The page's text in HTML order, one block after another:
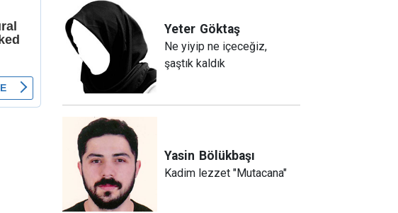
Yeter Göktaş
Ne yiyip ne içeceğiz,
şaştık kaldık
Yasin Bölükbaşı
Kadim lezzet "Mutacana"